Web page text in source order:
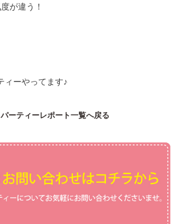
が違う！
ーやってます♪
パーティーレポート一覧へ戻る